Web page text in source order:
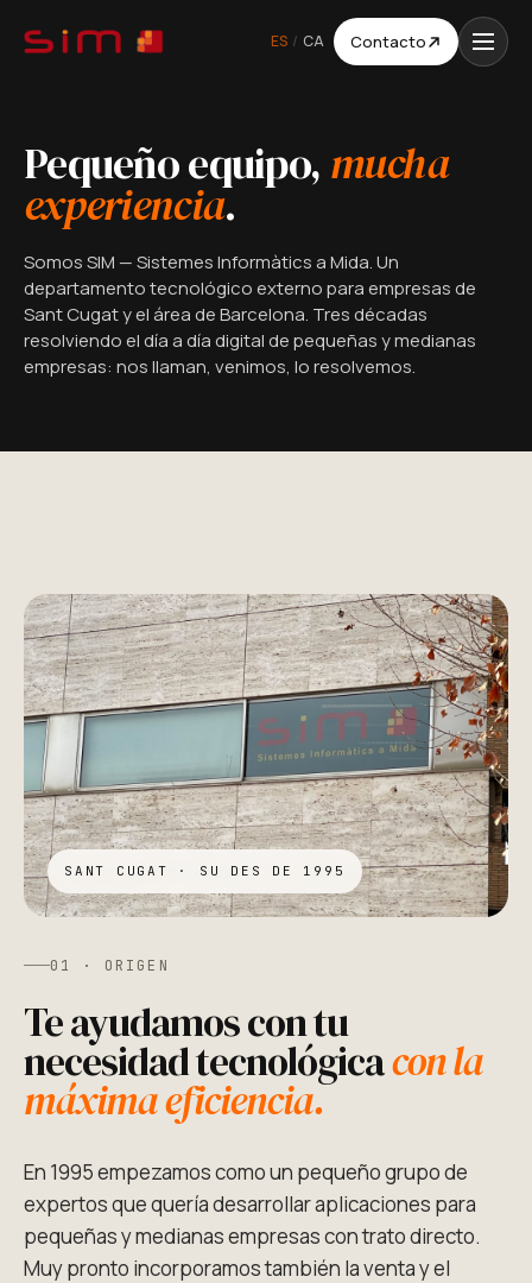
ES / CA Contacto
Pequeño equipo, mucha
experiencia.
Somos SIM — Sistemes Informàtics a Mida. Un
departamento tecnológico externo para empresas de
Sant Cugat y el área de Barcelona. Tres décadas
resolviendo el día a día digital de pequeñas y medianas
empresas: nos llaman, venimos, lo resolvemos.
SANT CUGAT · SU DES DE 1995
01 · ORIGEN
Te ayudamos con tu
necesidad tecnológicacon la
máxima eficiencia.
En 1995 empezamos como un pequeño grupo de
expertos que quería desarrollar aplicaciones para
pequeñas y medianas empresas con trato directo.
Muy pronto incorporamos también la venta y el